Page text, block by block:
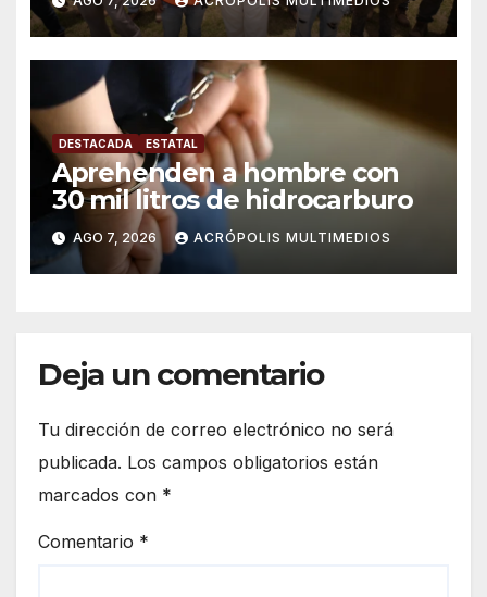
DESTACADA ESTATAL
Aprehenden a hombre con
30 mil litros de hidrocarburo
AGO 7, 2026 ACRÓPOLIS MULTIMEDIOS
Deja un comentario
Tu dirección de correo electrónico no será
publicada. Los campos obligatorios están
marcados con *
Comentario *